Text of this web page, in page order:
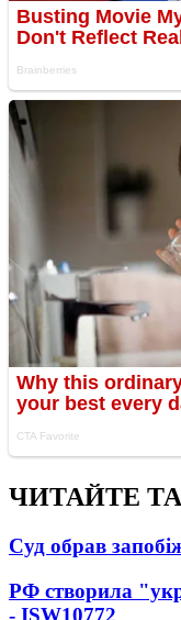
ЧИТАЙТЕ
Суд обрав
РФ створила
- ISW10772